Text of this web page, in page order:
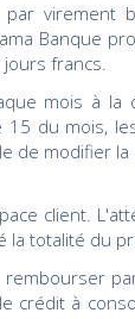
virement
Banque
francs.
mois à la
du mois,
de modifier
client.
la totalité du
crédit à